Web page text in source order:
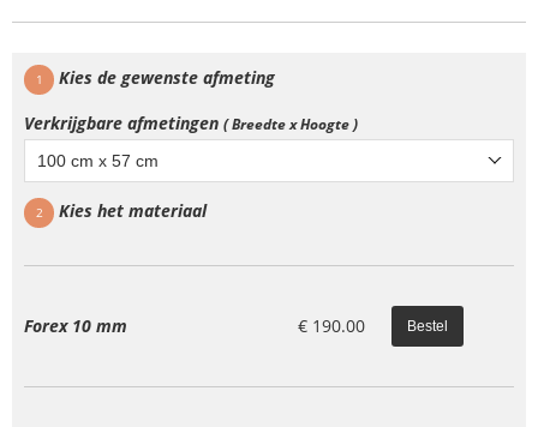
1
Kies de gewenste afmeting
Verkrijgbare afmetingen ( Breedte x Hoogte )
100 cm x 57 cm
2 Kies het materiaal
Forex 10 mm € 190.00